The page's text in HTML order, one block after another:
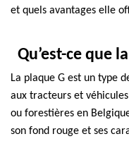
et quels avantages elle
Qu’est-ce que
La plaque G est un type
aux tracteurs et
ou forestières en
son fond rouge et ses